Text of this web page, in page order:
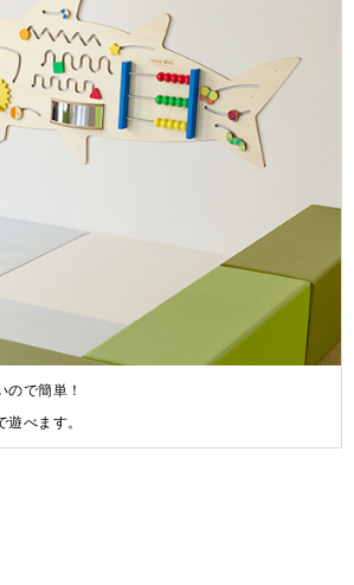
ので簡単！
べます。